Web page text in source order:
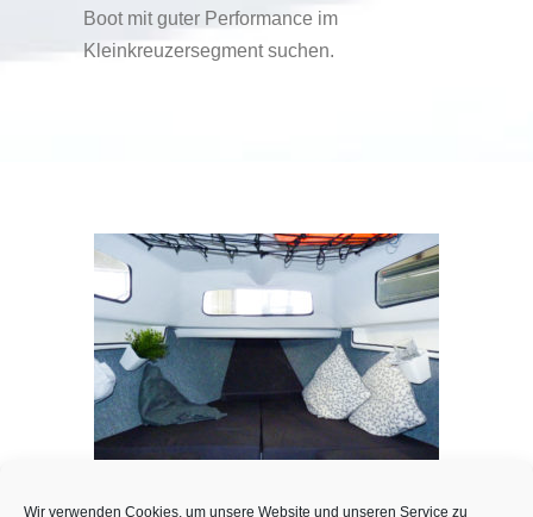
Wir verwenden Cookies, um unsere Website und unseren Service zu
Boot mit guter Performance im
Kleinkreuzersegment suchen.